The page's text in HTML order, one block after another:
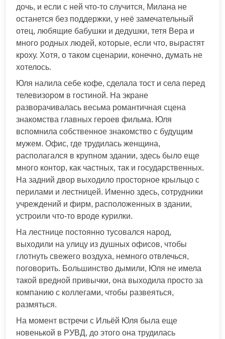
дочь, и если с ней что-то случится, Милана не
останется без поддержки, у неё замечательный
отец, любящие бабушки и дедушки, тетя Вера и
много родных людей, которые, если что, вырастят
кроху. Хотя, о таком сценарии, конечно, думать не
хотелось.
Юля налила себе кофе, сделала тост и села перед
телевизором в гостиной. На экране
разворачивалась весьма романтичная сцена
знакомства главных героев фильма. Юля
вспомнила собственное знакомство с будущим
мужем. Офис, где трудилась женщина,
располагался в крупном здании, здесь было еще
много контор, как частных, так и государственных.
На задний двор выходило просторное крыльцо с
перилами и лестницей. Именно здесь, сотрудники
учреждений и фирм, расположенных в здании,
устроили что-то вроде курилки.
На лестнице постоянно тусовался народ,
выходили на улицу из душных офисов, чтобы
глотнуть свежего воздуха, немного отвлечься,
поговорить. Большинство дымили, Юля не имела
такой вредной привычки, она выходила просто за
компанию с коллегами, чтобы развеяться,
размяться.
На момент встречи с Ильёй Юля была еще
новенькой в РУВД, до этого она трудилась